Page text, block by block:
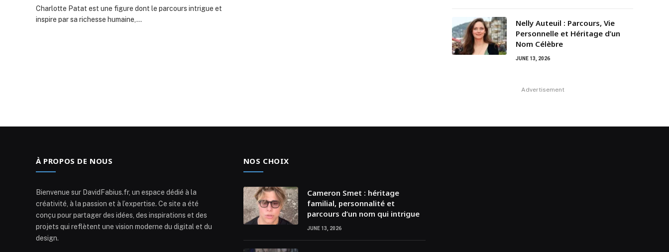
Charlotte Patat est une figure dont le parcours intrigue et
inspire par sa richesse humaine,…
Nelly Auteuil : Parcours, Vie
Personnelle et Héritage d’un
Nom Célèbre
JUNE 13, 2026
Advertisement
À PROPOS DE NOUS
Bienvenue sur DavidFabius.fr, un espace dédié à la
créativité, à la passion et à l’expertise. Ce site a été
conçu pour partager des idées, des inspirations et des
projets qui reflètent une vision moderne du digital et du
design.
NOS CHOIX
Cameron Smet : héritage
familial, personnalité et
parcours d’un nom qui intrigue
JUNE 13, 2026